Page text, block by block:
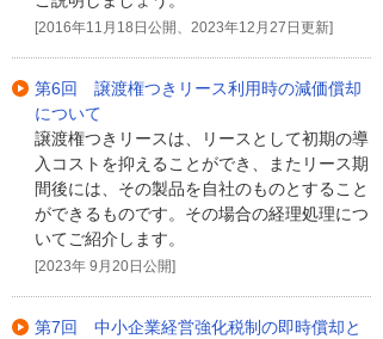
[2016年11月18日公開、2023年12月27日更新]
第6回 譲渡権つきリース利用時の減価償却
について
譲渡権つきリースは、リースとして初期の導
入コストを抑えることができ、またリース期
間後には、その製品を自社のものとすること
ができるものです。その場合の経理処理につ
いてご紹介します。
[2023年 9月20日公開]
第7回 中小企業経営強化税制の即時償却と